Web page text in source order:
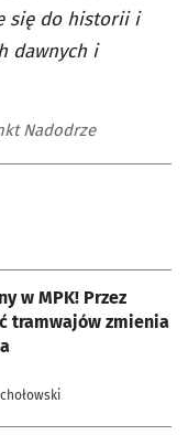
się do historii i
dawnych i
Nadodrze
w MPK! Przez
tramwajów zmienia